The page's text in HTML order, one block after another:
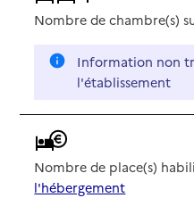
Nombre de chambre(s)
Information non
l'établissement
Nombre de place(s)
l'hébergement